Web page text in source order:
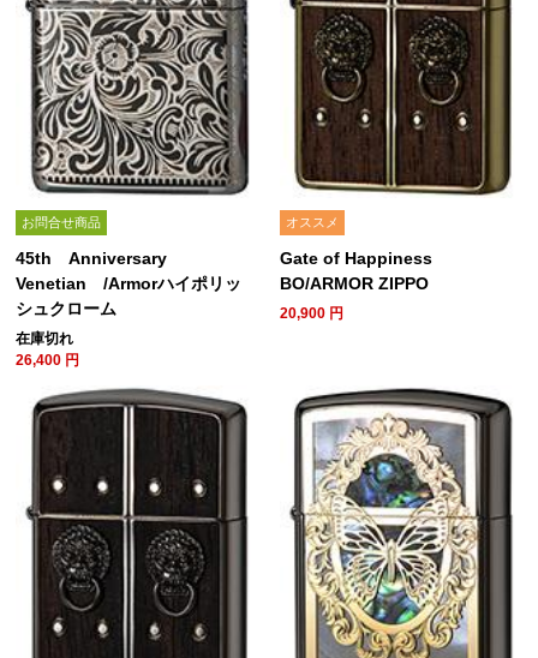
お問合せ商品
45th Anniversary
Venetian /Armorハイポリッ
シュクローム
在庫切れ
26,400 円
オススメ
Gate of Happiness
BO/ARMOR ZIPPO
20,900 円